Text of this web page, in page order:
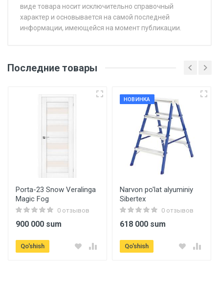
виде товара носит исключительно справочный
характер и основывается на самой последней
информации, имеющейся на момент публикации.
Последние товары
Porta-23 Snow Veralinga
Magic Fog
0 отзывов
900 000 sum
Qo'shish
НОВИНКА
Narvon po'lat alyuminiy
Sibertex
0 отзывов
618 000 sum
Qo'shish